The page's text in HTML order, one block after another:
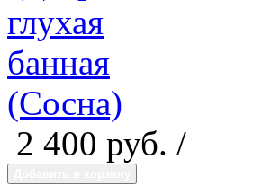
2 400 руб. /